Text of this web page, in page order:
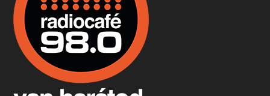
Fermentáljunk, a testünk meghálálja!
Apr 3, 2026 • 00:36:07